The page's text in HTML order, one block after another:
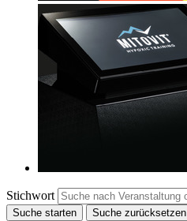
Stichwort
Suche starten Suche zurücksetzen